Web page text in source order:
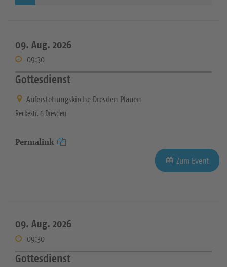
09. Aug. 2026
09:30
Gottesdienst
Auferstehungskirche Dresden Plauen
Reckestr. 6 Dresden
Permalink
Zum Event
09. Aug. 2026
09:30
Gottesdienst